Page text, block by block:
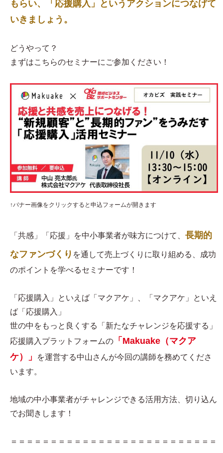
もらい、「応援購入」というアクションにつなげて
いきましょう。
どうやって？
まずはこちらのセミナーにご参加ください！
↑バナー画像をクリックすると申込フォームが開きます
「共感」「応援」を中小事業者が味方につけて、 長期的
なファンづくり を通して売上づくりに取り組める、成功
のポイントを学べるセミナーです！
「応援購入」といえば「マクアケ」、「マクアケ」といえ
ば「応援購入」
世の中をもっと良くする「新たなチャレンジを応援する」
応援購入プラットフォームの 「Makuake（マクア
ケ）」
を運営する中山さんが今回の講師を務めてくださ
います。
地域の中小事業者がチャレンジできる活用方法、切り込ん
でお聞きします！
＝＝＝＝＝＝＝＝＝＝＝＝＝＝＝＝＝＝＝＝＝＝＝＝＝＝